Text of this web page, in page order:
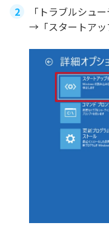
「トラブルシュ
→「スタートアッ